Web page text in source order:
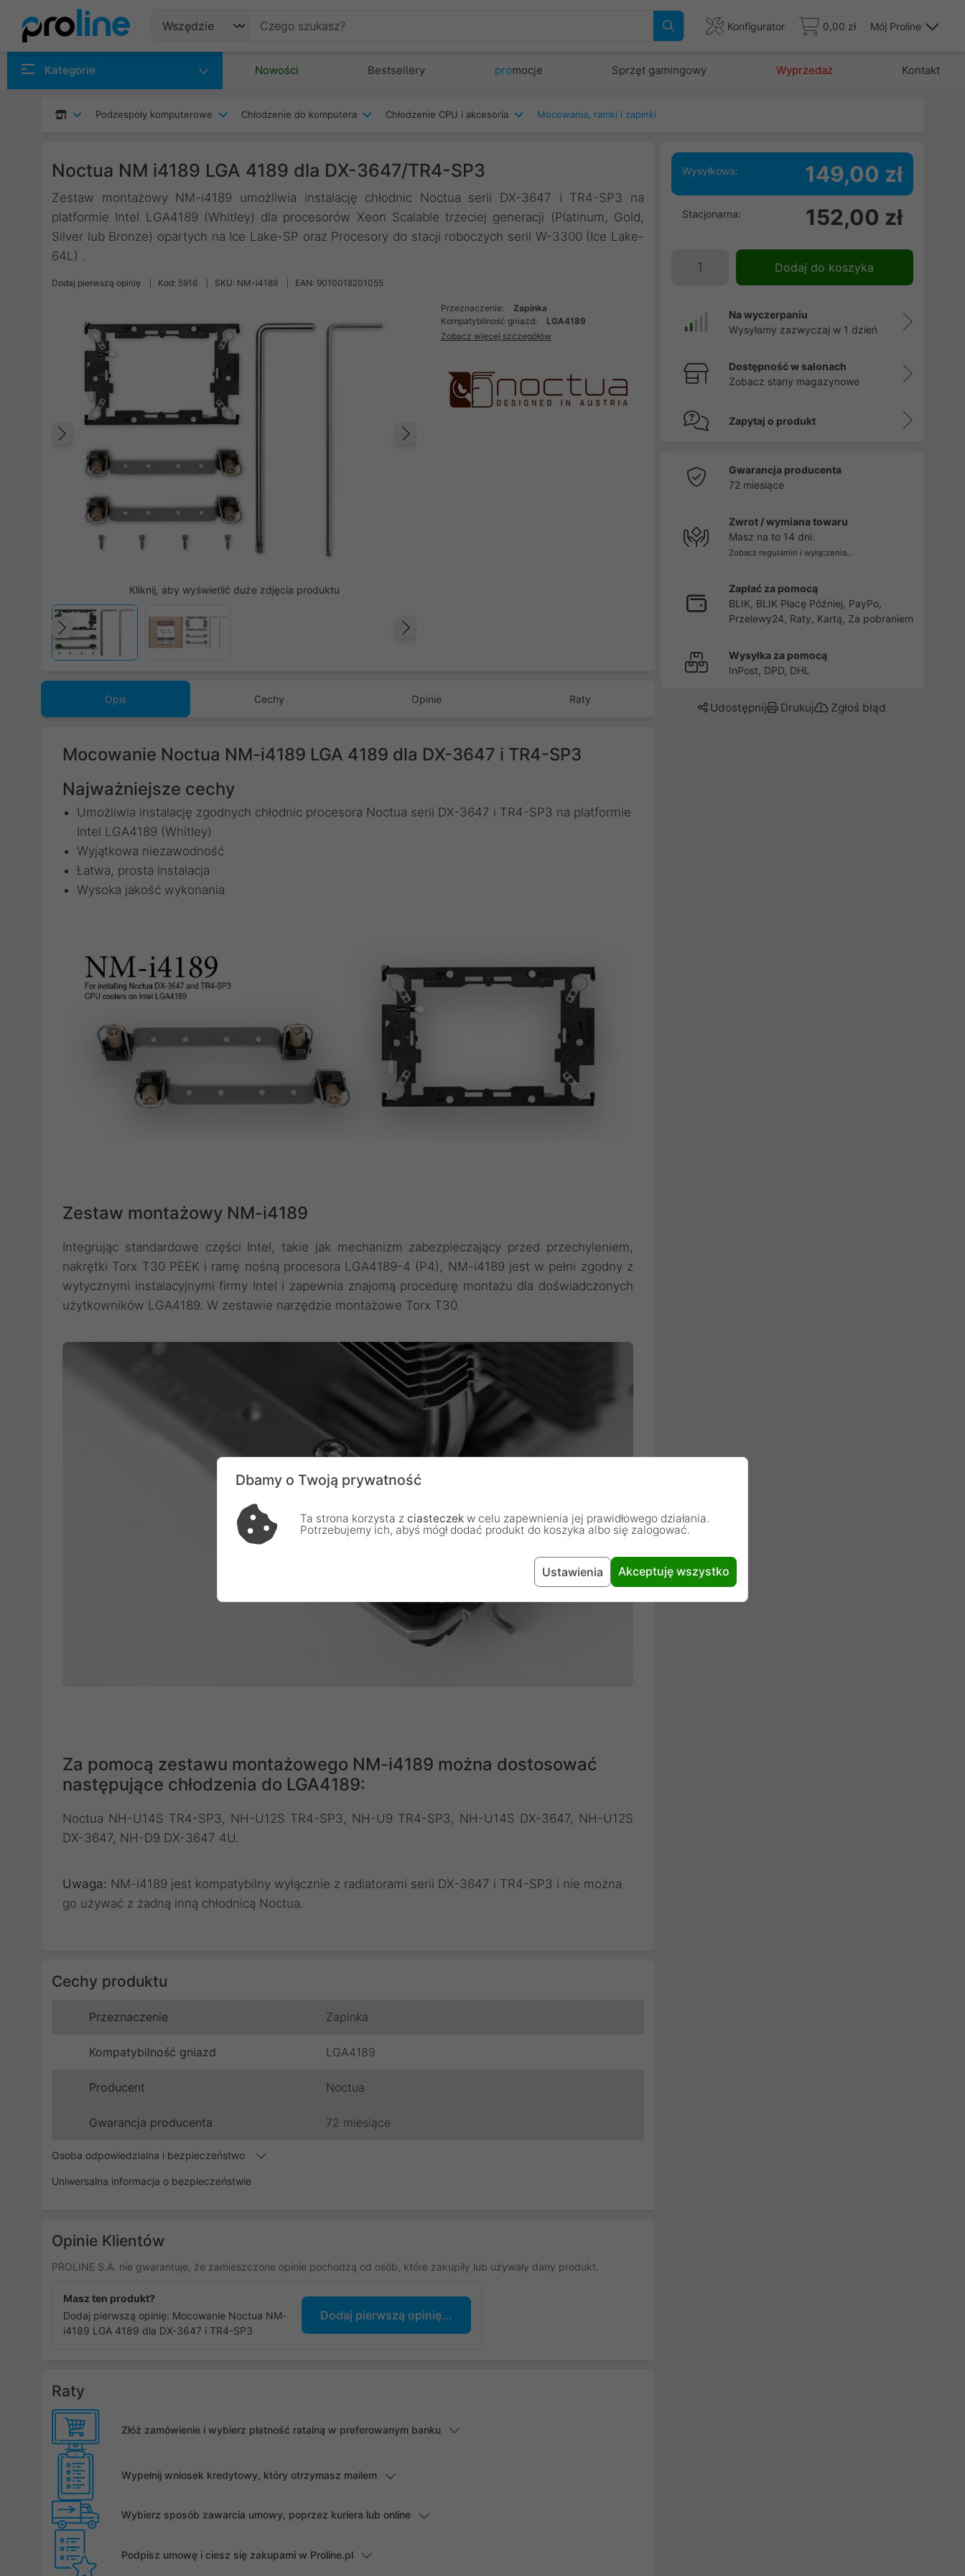
Konfigurator 0,00 zł Mój Proline
Kategorie Nowości Bestsellery promocje Sprzęt gamingowy Wyprzedaż Kontakt
Podzespoły komputerowe Chłodzenie do komputera Chłodzenie CPU i akcesoria Mocowania, ramki i zapinki
Noctua NM i4189 LGA 4189 dla DX-3647/TR4-SP3
Zestaw montażowy NM-i4189 umożliwia instalację chłodnic Noctua serii DX-3647 i TR4-SP3 na
platformie Intel LGA4189 (Whitley) dla procesorów Xeon Scalable trzeciej generacji (Platinum, Gold,
Silver lub Bronze) opartych na Ice Lake-SP oraz Procesory do stacji roboczych serii W-3300 (Ice Lake-
64L) .
Dodaj pierwszą opinię Kod: 5916 SKU: NM-i4189 EAN: 9010018201055
Poprzedni
Kliknij, aby wyświetlić duże zdjęcia produktu
Poprzedni
Przeznaczenie:
Zapinka
Kompatybilność gniazd:
LGA4189
Zobacz więcej szczegółów
Opis Cechy Opinie Raty
Mocowanie Noctua NM-i4189 LGA 4189 dla DX-3647 i TR4-SP3
Najważniejsze cechy
Umożliwia instalację zgodnych chłodnic procesora Noctua serii DX-3647 i TR4-SP3 na platformie
Intel LGA4189 (Whitley)
Wyjątkowa niezawodność
Łatwa, prosta instalacja
Wysoka jakość wykonania
Zestaw montażowy NM-i4189
Integrując standardowe części Intel, takie jak mechanizm zabezpieczający przed przechyleniem,
nakrętki Torx T30 PEEK i ramę nośną procesora LGA4189-4 (P4), NM-i4189 jest w pełni zgodny z
wytycznymi instalacyjnymi firmy Intel i zapewnia znajomą procedurę montażu dla doświadczonych
użytkowników LGA4189. W zestawie narzędzie montażowe Torx T30.
Za pomocą zestawu montażowego NM-i4189 można dostosować
następujące chłodzenia do LGA4189:
Noctua NH-U14S TR4-SP3, NH-U12S TR4-SP3, NH-U9 TR4-SP3, NH-U14S DX-3647, NH-U12S
DX-3647, NH-D9 DX-3647 4U.
Uwaga: NM-i4189 jest kompatybilny wyłącznie z radiatorami serii DX-3647 i TR4-SP3 i nie można
go używać z żadną inną chłodnicą Noctua.
Cechy produktu
Przeznaczenie Zapinka
Kompatybilność gniazd LGA4189
Producent Noctua
Gwarancja producenta 72 miesiące
Osoba odpowiedzialna i bezpieczeństwo
Uniwersalna informacja o bezpieczeństwie
Opinie Klientów
PROLINE S.A. nie gwarantuje, że zamieszczone opinie pochodzą od osób, które zakupiły lub używały dany produkt.
Masz ten produkt?
Dodaj pierwszą opinię: Mocowanie Noctua NM-
i4189 LGA 4189 dla DX-3647 i TR4-SP3
Dodaj pierwszą opinię...
Raty
Złóż zamówienie i wybierz płatność ratalną w preferowanym banku
Wypełnij wniosek kredytowy, który otrzymasz mailem
Wybierz sposób zawarcia umowy, poprzez kuriera lub online
Podpisz umowę i ciesz się zakupami w Proline.pl
Wysyłkowa: 149,00 zł
Stacjonarna: 152,00 zł
Dodaj do koszyka
Na wyczerpaniu
Wysyłamy zazwyczaj w 1 dzień
Dostępność w salonach
Zobacz stany magazynowe
Zapytaj o produkt
Gwarancja producenta
72 miesiące
Zwrot / wymiana towaru
Masz na to 14 dni.
Zobacz regulamin i wyłączenia...
Zapłać za pomocą
BLIK, BLIK Płacę Później, PayPo,
Przelewy24, Raty, Kartą, Za pobraniem
Wysyłka za pomocą
InPost, DPD, DHL
Udostępnij Drukuj Zgłoś błąd
Dbamy o Twoją prywatność
Ta strona korzysta z ciasteczek w celu zapewnienia jej prawidłowego działania.
Potrzebujemy ich, abyś mógł dodać produkt do koszyka albo się zalogować.
Ustawienia Akceptuję wszystko